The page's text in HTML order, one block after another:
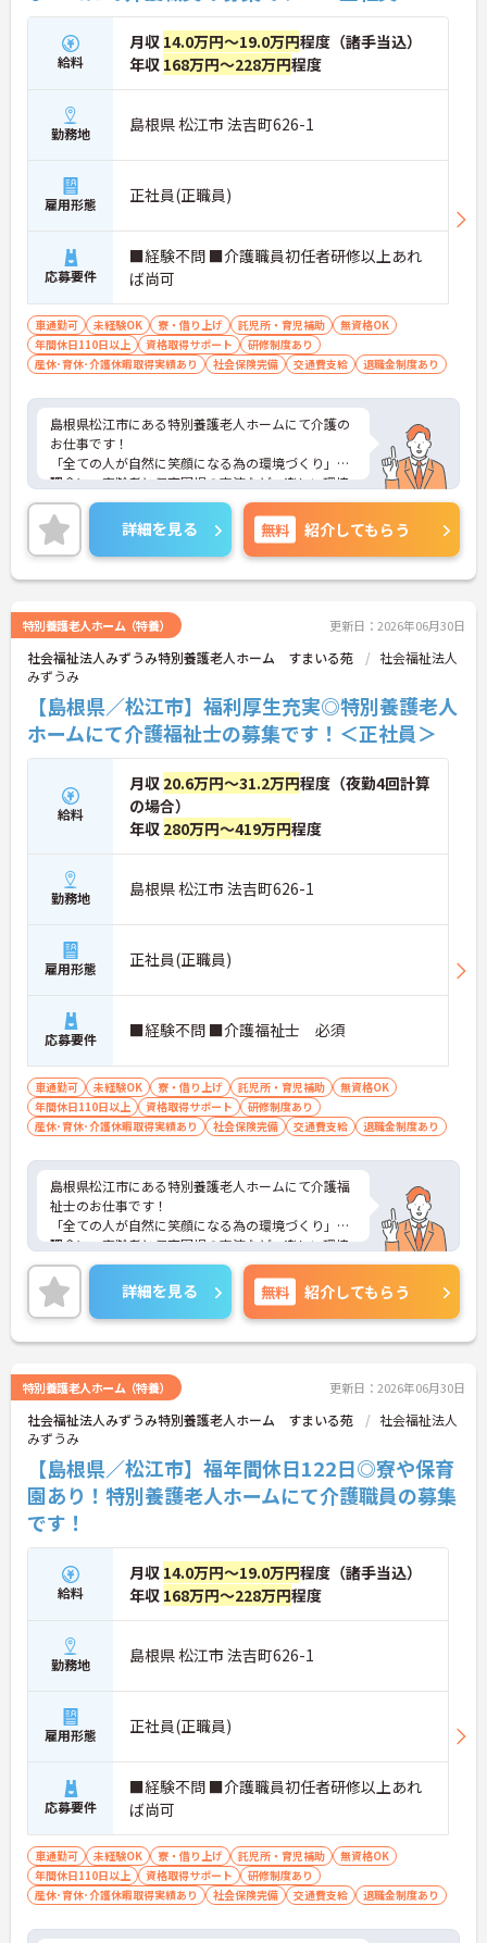
給料
月収 14.0万円～19.0万円程度（諸手当込）
年収 168万円～228万円程度
勤務地 島根県 松江市 法吉町626-1
雇用形態 正社員(正職員)
応募要件
■経験不問 ■介護職員初任者研修以上あれ
ば尚可
車通勤可 未経験OK 寮・借り上げ 託児所・育児補助
無資格OK
年間休日110日以上
資格取得サポート
研修制度あり
産休･育休･介護休暇取得実績あり
社会保険完備 交通費支給 退職金制度あり
島根県松江市にある特別養護老人ホームにて介護の
お仕事です！
「全ての人が自然に笑顔になる為の環境づくり」を
理念に、高齢者と保育園児の交流など、楽しい環境
づくりを実践されております。
また新たな交通移動として電動カートを地域内で運
行しています！
無資格、未経験であっても、研修や直接指導を通し
て国家資格取得までサポートしてくださいます★
まで様々な人たちがこれまでの経験を積んで専門職
として現場で活躍されています♪
ご興味ある方には、面接対策ポイントなど、さらに
詳細をお話しいたしますのでお気軽にご相談くださ
い。
詳細を見る 無料 紹介してもらう
特別養護老人ホーム（特養） 更新日：2026年06月30日
社会福祉法人みずうみ特別養護老人ホーム すまいる苑
社会福祉法人
みずうみ
【島根県／松江市】福利厚生充実◎特別養護老人
ホームにて介護福祉士の募集です！＜正社員＞
給料
月収 20.6万円～31.2万円程度（夜勤4回計算
の場合）
年収 280万円～419万円程度
勤務地 島根県 松江市 法吉町626-1
雇用形態 正社員(正職員)
応募要件 ■経験不問 ■介護福祉士 必須
車通勤可 未経験OK 寮・借り上げ 託児所・育児補助
無資格OK
年間休日110日以上
資格取得サポート
研修制度あり
産休･育休･介護休暇取得実績あり
社会保険完備 交通費支給 退職金制度あり
島根県松江市にある特別養護老人ホームにて介護福
祉士のお仕事です！
「全ての人が自然に笑顔になる為の環境づくり」を
理念に、高齢者と保育園児の交流など、楽しい環境
づくりを実践されております。
また新たな交通移動として電動カートを地域内で運
行しています！
介護福祉士資格があって経験豊富な方から実務経験
があまりない方でも、まずは丁寧に指導がございま
福利厚生も充実しており、高卒から異業種転職の方
まで様々な人たちがこれまでの経験を積んで専門職
として現場で活躍されています♪
ご興味ある方には、面接対策ポイントなど、さらに
詳細をお話しいたしますのでお気軽にご相談くださ
い。
詳細を見る 無料 紹介してもらう
特別養護老人ホーム（特養） 更新日：2026年06月30日
社会福祉法人みずうみ特別養護老人ホーム すまいる苑
社会福祉法人
みずうみ
【島根県／松江市】福年間休日122日◎寮や保育
園あり！特別養護老人ホームにて介護職員の募集
です！
給料
月収 14.0万円～19.0万円程度（諸手当込）
年収 168万円～228万円程度
勤務地 島根県 松江市 法吉町626-1
雇用形態 正社員(正職員)
応募要件
■経験不問 ■介護職員初任者研修以上あれ
ば尚可
車通勤可 未経験OK 寮・借り上げ 託児所・育児補助
無資格OK
年間休日110日以上
資格取得サポート
研修制度あり
産休･育休･介護休暇取得実績あり
社会保険完備 交通費支給 退職金制度あり